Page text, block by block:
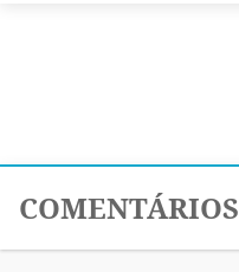
COMENTÁRIOS